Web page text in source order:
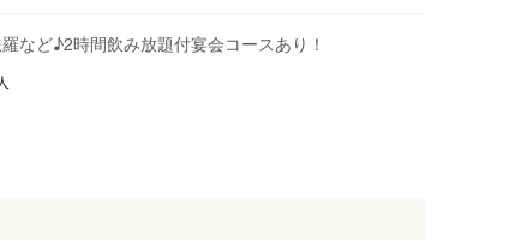
ど♪2時間飲み放題付宴会コースあり！
人